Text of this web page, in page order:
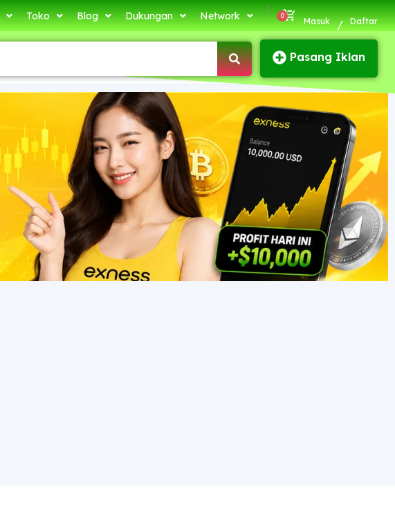
Toko Blog Dukungan Network
|
Masuk / Daftar
Pasang Iklan